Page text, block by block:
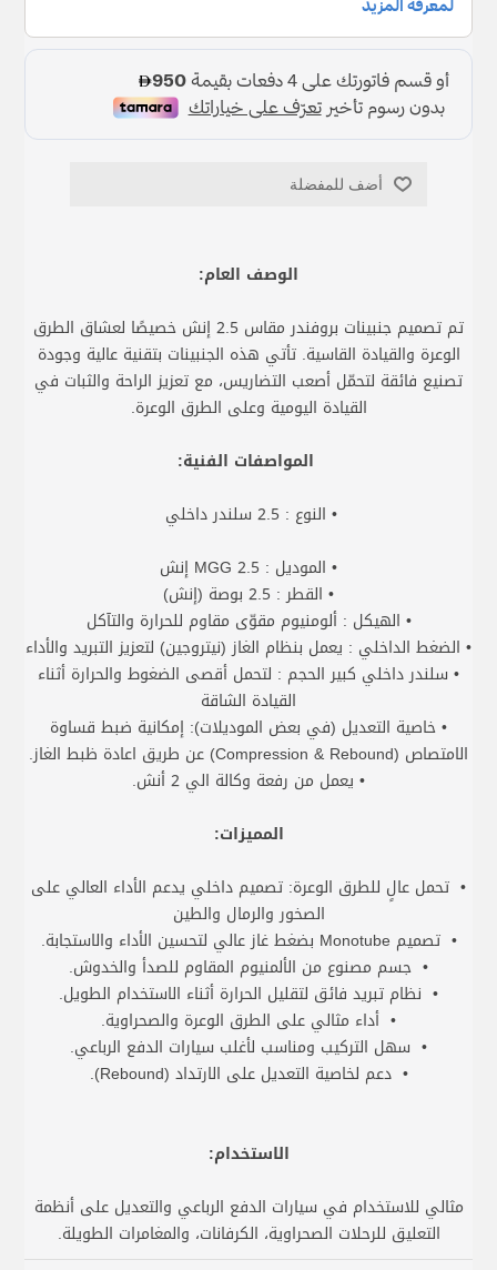
أضف للمفضلة
الوصف العام:
تم تصميم جنبينات بروفندر مقاس 2.5 إنش خصيصًا لعشاق الطرق
الوعرة والقيادة القاسية. تأتي هذه الجنبينات بتقنية عالية وجودة
تصنيع فائقة لتحمّل أصعب التضاريس، مع تعزيز الراحة والثبات في
القيادة اليومية وعلى الطرق الوعرة.
المواصفات الفنية:
• النوع : 2.5 سلندر داخلي
• الموديل : MGG 2.5 إنش
• القطر : 2.5 بوصة (إنش)
• الهيكل : ألومنيوم مقوّى مقاوم للحرارة والتآكل
• الضغط الداخلي : يعمل بنظام الغاز (نيتروجين) لتعزيز التبريد والأداء
• سلندر داخلي كبير الحجم : لتحمل أقصى الضغوط والحرارة أثناء
القيادة الشاقة
• خاصية التعديل (في بعض الموديلات): إمكانية ضبط قساوة
الامتصاص (Compression & Rebound) عن طريق اعادة ظبط الغاز.
• يعمل من رفعة وكالة الي 2 أنش.
المميزات:
• تحمل عالٍ للطرق الوعرة: تصميم داخلي يدعم الأداء العالي على
الصخور والرمال والطين
• تصميم Monotube بضغط غاز عالي لتحسين الأداء والاستجابة.
• جسم مصنوع من الألمنيوم المقاوم للصدأ والخدوش.
• نظام تبريد فائق لتقليل الحرارة أثناء الاستخدام الطويل.
• أداء مثالي على الطرق الوعرة والصحراوية.
• سهل التركيب ومناسب لأغلب سيارات الدفع الرباعي.
• دعم لخاصية التعديل على الارتداد (Rebound).
الاستخدام:
مثالي للاستخدام في سيارات الدفع الرباعي والتعديل على أنظمة
التعليق للرحلات الصحراوية، الكرفانات، والمغامرات الطويلة.